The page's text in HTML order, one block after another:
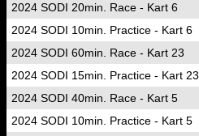
2024 SODI 20min. Race - Kart 6
2024 SODI 10min. Practice - Kart 6
2024 SODI 60min. Race - Kart 23
2024 SODI 15min. Practice - Kart 23
2024 SODI 40min. Race - Kart 5
2024 SODI 10min. Practice - Kart 5